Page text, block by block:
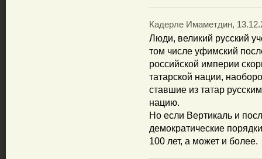
Кадерле Имаметдин,
Люди, великий русский
том числе уфимский
российской империи
татарской нации,
ставшие из татар
нацию.
Но если Вертикаль и
демократические
100 лет, а может и более.